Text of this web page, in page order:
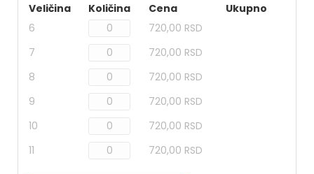
Veličina Količina Cena
Ukupno
6
720,00 RSD
7
720,00 RSD
8
720,00 RSD
9
720,00 RSD
10
720,00 RSD
11
720,00 RSD